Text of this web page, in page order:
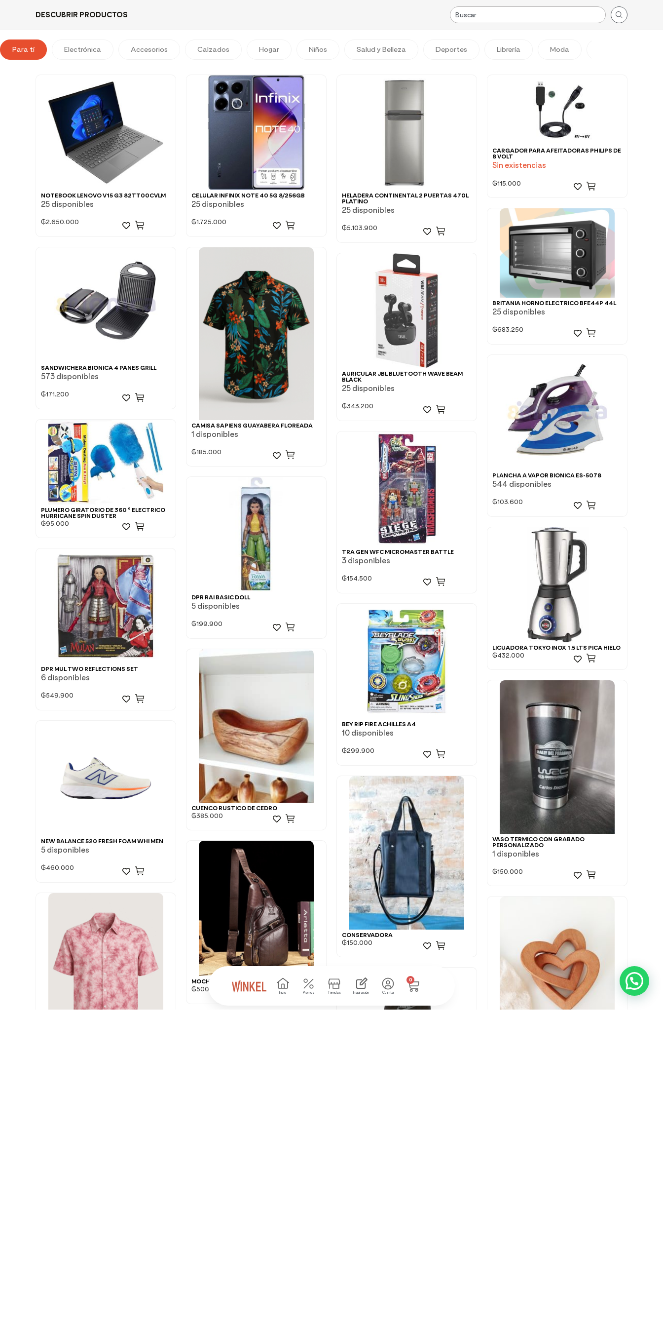
Inicio Promos Tiendas Inspiración Cuenta
0
DESCUBRIR PRODUCTOS
Para tí Electrónica Accesorios Calzados Hogar Niños Salud y Belleza Deportes Librería Moda
NOTEBOOK LENOVO V15 G3 82TT00CVLM
25 disponibles
₲2.650.000
CELULAR INFINIX NOTE 40 5G 8/256GB
25 disponibles
₲1.725.000
HELADERA CONTINENTAL 2 PUERTAS 470L
PLATINO
25 disponibles
₲5.103.900
CARGADOR PARA AFEITADORAS PHILIPS DE
8 VOLT
Sin existencias
₲115.000
BRITANIA HORNO ELECTRICO BFE44P 44L
25 disponibles
₲683.250
SANDWICHERA BIONICA 4 PANES GRILL
573 disponibles
₲171.200
CAMISA SAPIENS GUAYABERA FLOREADA
1 disponibles
₲185.000
AURICULAR JBL BLUETOOTH WAVE BEAM
BLACK
25 disponibles
₲343.200
PLANCHA A VAPOR BIONICA ES-5078
544 disponibles
₲103.600
PLUMERO GIRATORIO DE 360 ° ELECTRICO
HURRICANE SPIN DUSTER
₲95.000
TRA GEN WFC MICROMASTER BATTLE
3 disponibles
₲154.500
DPR RAI BASIC DOLL
5 disponibles
₲199.900
LICUADORA TOKYO INOX 1.5 LTS PICA HIELO
₲432.000
DPR MUL TWO REFLECTIONS SET
6 disponibles
₲549.900
BEY RIP FIRE ACHILLES A4
10 disponibles
₲299.900
CUENCO RUSTICO DE CEDRO
₲385.000
VASO TERMICO CON GRABADO
PERSONALIZADO
1 disponibles
₲150.000
NEW BALANCE 520 FRESH FOAM WHI MEN
5 disponibles
₲460.000
CONSERVADORA
₲150.000
MOCHILA BULLCAPTAIN PERFECT
₲500.000